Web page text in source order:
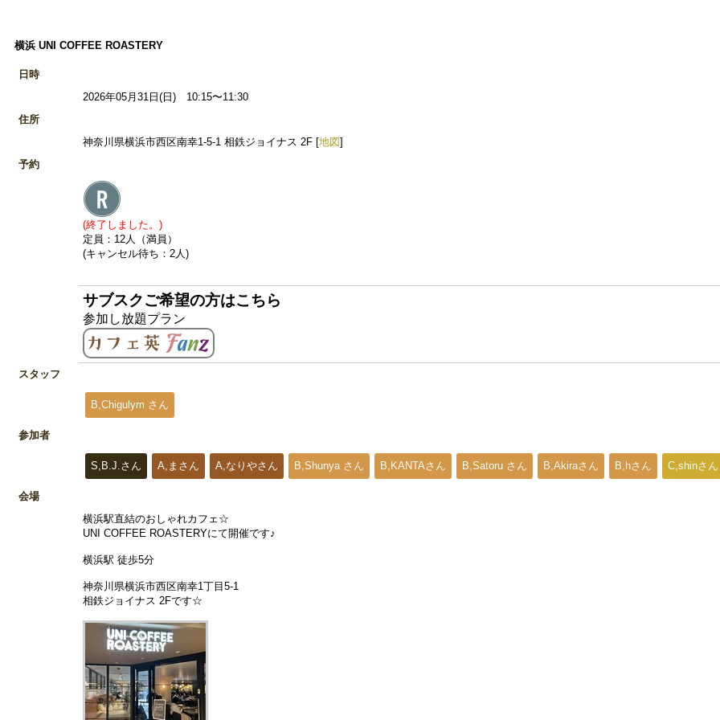
横浜 UNI COFFEE ROASTERY
日時
2026年05月31日(日) 10:15〜11:30
住所
神奈川県横浜市西区南幸1-5-1 相鉄ジョイナス 2F [地図]
予約
(終了しました。)
定員：12人（満員）
(キャンセル待ち：2人)
サブスクご希望の方はこちら
参加し放題プラン
スタッフ
B,Chigulym さん
参加者
S,B.J.さん A,まさん A,なりやさん B,Shunya さん B,KANTAさん B,Satoru さん B,Akiraさん B,hさん C,shinさん
会場
横浜駅直結のおしゃれカフェ☆
UNI COFFEE ROASTERYにて開催です♪
横浜駅 徒歩5分
神奈川県横浜市西区南幸1丁目5-1
相鉄ジョイナス 2Fです☆